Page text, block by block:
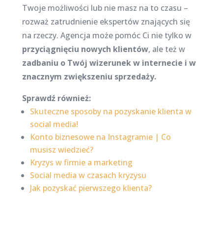
Twoje możliwości lub nie masz na to czasu –
rozważ zatrudnienie ekspertów znających się
na rzeczy. Agencja może pomóc Ci nie tylko w
przyciągnięciu nowych klientów, ale też w
zadbaniu o Twój wizerunek w internecie i w
znacznym zwiększeniu sprzedaży.
Sprawdź również:
Skuteczne sposoby na pozyskanie klienta w
social media!
Konto biznesowe na Instagramie | Co
musisz wiedzieć?
Kryzys w firmie a marketing
Social media w czasach kryzysu
Jak pozyskać pierwszego klienta?